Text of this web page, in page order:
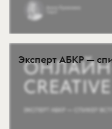
Эксперт АБКР —